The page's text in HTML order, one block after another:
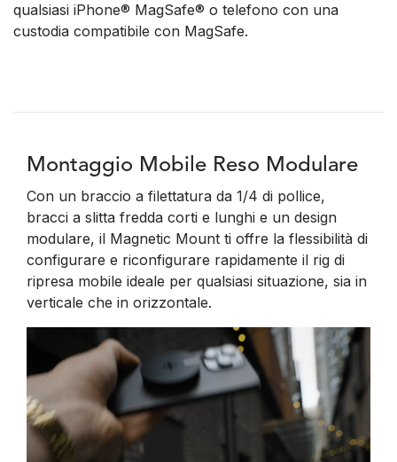
qualsiasi iPhone® MagSafe® o telefono con una
custodia compatibile con MagSafe.
Montaggio Mobile Reso Modulare
Con un braccio a filettatura da 1/4 di pollice,
bracci a slitta fredda corti e lunghi e un design
modulare, il Magnetic Mount ti offre la flessibilità di
configurare e riconfigurare rapidamente il rig di
ripresa mobile ideale per qualsiasi situazione, sia in
verticale che in orizzontale.